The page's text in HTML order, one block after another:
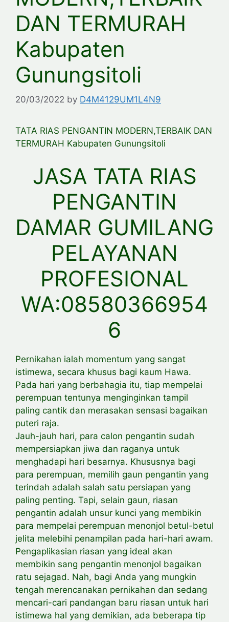
DAN TERMURAH
Kabupaten
Gunungsitoli
20/03/2022 by D4M4129UM1L4N9
TATA RIAS PENGANTIN MODERN,TERBAIK DAN
TERMURAH Kabupaten Gunungsitoli
JASA TATA RIAS
PENGANTIN
DAMAR GUMILANG
PELAYANAN
PROFESIONAL
WA:08580366954
6
Pernikahan ialah momentum yang sangat
istimewa, secara khusus bagi kaum Hawa.
Pada hari yang berbahagia itu, tiap mempelai
perempuan tentunya menginginkan tampil
paling cantik dan merasakan sensasi bagaikan
puteri raja.
Jauh-jauh hari, para calon pengantin sudah
mempersiapkan jiwa dan raganya untuk
menghadapi hari besarnya. Khususnya bagi
para perempuan, memilih gaun pengantin yang
terindah adalah salah satu persiapan yang
paling penting. Tapi, selain gaun, riasan
pengantin adalah unsur kunci yang membikin
para mempelai perempuan menonjol betul-betul
jelita melebihi penampilan pada hari-hari awam.
Pengaplikasian riasan yang ideal akan
membikin sang pengantin menonjol bagaikan
ratu sejagad. Nah, bagi Anda yang mungkin
tengah merencanakan pernikahan dan sedang
mencari-cari pandangan baru riasan untuk hari
istimewa hal yang demikian, ada beberapa tip